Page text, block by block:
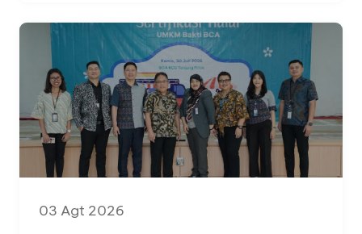
03 Agt 2026